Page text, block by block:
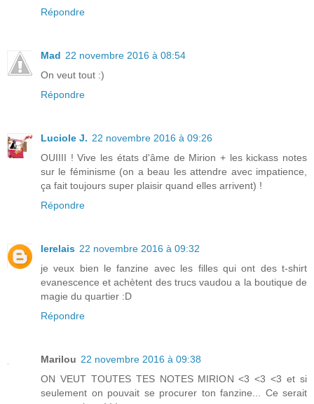
Répondre
Mad 22 novembre 2016 à 08:54
On veut tout :)
Répondre
Luciole J. 22 novembre 2016 à 09:26
OUIIII ! Vive les états d'âme de Mirion + les kickass notes
sur le féminisme (on a beau les attendre avec impatience,
ça fait toujours super plaisir quand elles arrivent) !
Répondre
lerelais 22 novembre 2016 à 09:32
je veux bien le fanzine avec les filles qui ont des t-shirt
evanescence et achètent des trucs vaudou a la boutique de
magie du quartier :D
Répondre
Marilou 22 novembre 2016 à 09:38
ON VEUT TOUTES TES NOTES MIRION <3 <3 <3 et si
seulement on pouvait se procurer ton fanzine... Ce serait